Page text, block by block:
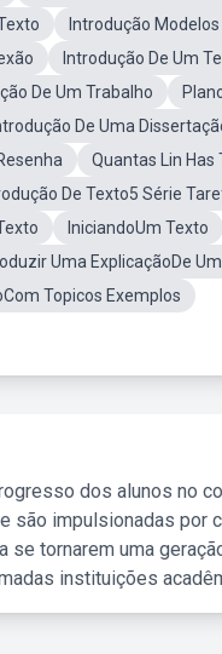
Introdução
Introdução De Um
De Um Trabalho
De Uma
Quantas Lin
De Texto5 Série
IniciandoUm Texto
Uma ExplicaçãoDe
Topicos Exemplos
dos alunos no
são impulsionadas por
tornarem uma
instituições